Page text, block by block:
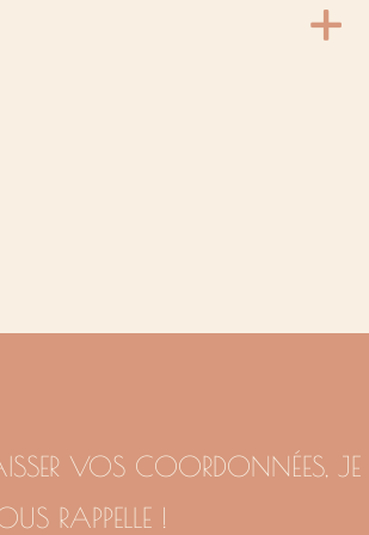
VOS COORDONNÉES, JE
RAPPELLE !